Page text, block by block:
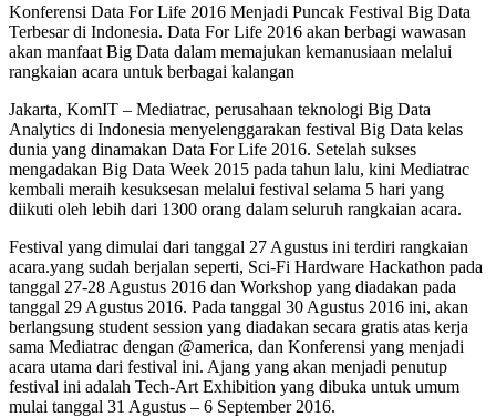
Konferensi Data For Life 2016 Menjadi Puncak Festival Big Data
Terbesar di Indonesia. Data For Life 2016 akan berbagi wawasan
akan manfaat Big Data dalam memajukan kemanusiaan melalui
rangkaian acara untuk berbagai kalangan
Jakarta, KomIT – Mediatrac, perusahaan teknologi Big Data
Analytics di Indonesia menyelenggarakan festival Big Data kelas
dunia yang dinamakan Data For Life 2016. Setelah sukses
mengadakan Big Data Week 2015 pada tahun lalu, kini Mediatrac
kembali meraih kesuksesan melalui festival selama 5 hari yang
diikuti oleh lebih dari 1300 orang dalam seluruh rangkaian acara.
Festival yang dimulai dari tanggal 27 Agustus ini terdiri rangkaian
acara.yang sudah berjalan seperti, Sci-Fi Hardware Hackathon pada
tanggal 27-28 Agustus 2016 dan Workshop yang diadakan pada
tanggal 29 Agustus 2016. Pada tanggal 30 Agustus 2016 ini, akan
berlangsung student session yang diadakan secara gratis atas kerja
sama Mediatrac dengan @america, dan Konferensi yang menjadi
acara utama dari festival ini. Ajang yang akan menjadi penutup
festival ini adalah Tech-Art Exhibition yang dibuka untuk umum
mulai tanggal 31 Agustus – 6 September 2016.